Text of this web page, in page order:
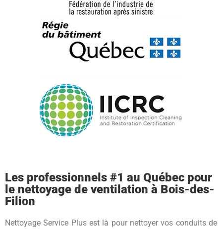
Les professionnels #1 au Québec pour
le nettoyage de ventilation à Bois-des-
Filion
Nettoyage Service Plus est là pour nettoyer vos conduits de